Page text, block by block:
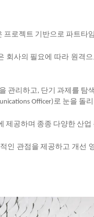
프로젝트 기반으로 파트타임
회사의 필요에 따라 원격으
관리하고 , 단기 과제를 탐
Officer) 로 눈을 돌
제공하며 종종 다양한 산업
인 관점을 제공하고 개선